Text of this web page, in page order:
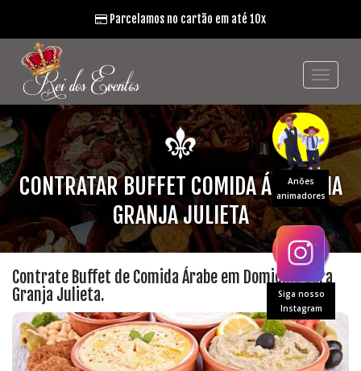
Anões
animadores
Siga nosso
Instagram
Parcelamos no cartão em até 10x
CONTRATAR BUFFET COMIDA ÁRABE NA
GRANJA JULIETA
Contrate Buffet de Comida Árabe em Domicílio para
Granja Julieta.